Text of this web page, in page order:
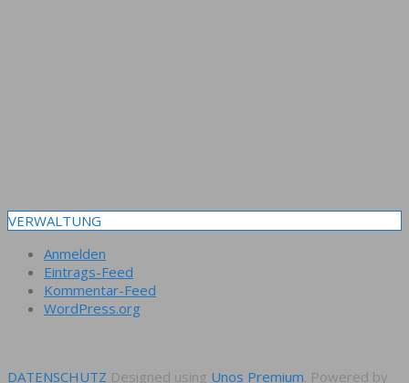
VERWALTUNG
Anmelden
Eintrags-Feed
Kommentar-Feed
WordPress.org
DATENSCHUTZ Designed using Unos Premium. Powered by